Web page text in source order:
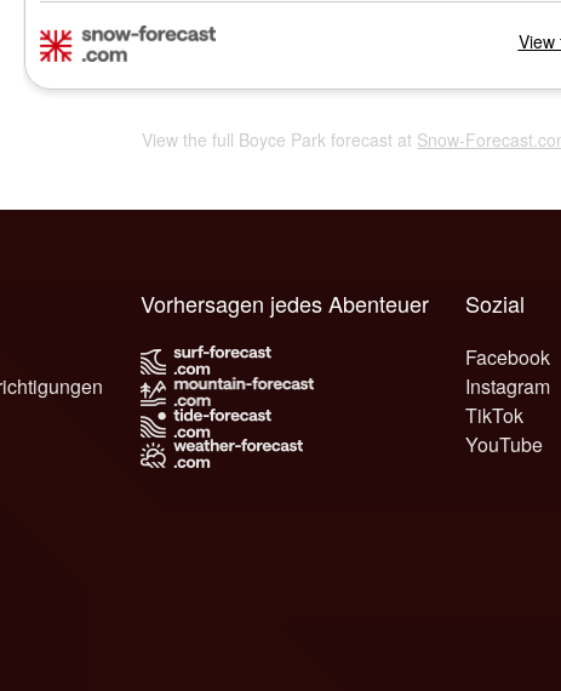
View the full Boyce Park forecast at Snow-
Sozial
Facebook
Instagram
TikTok
YouTube
Vorhersagen jedes Abenteuer